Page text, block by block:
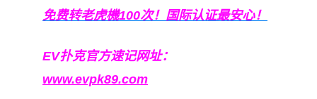
免费转老虎機100次！国际认证最安心！
EV扑克官方速记网址：
www.evpk89.com